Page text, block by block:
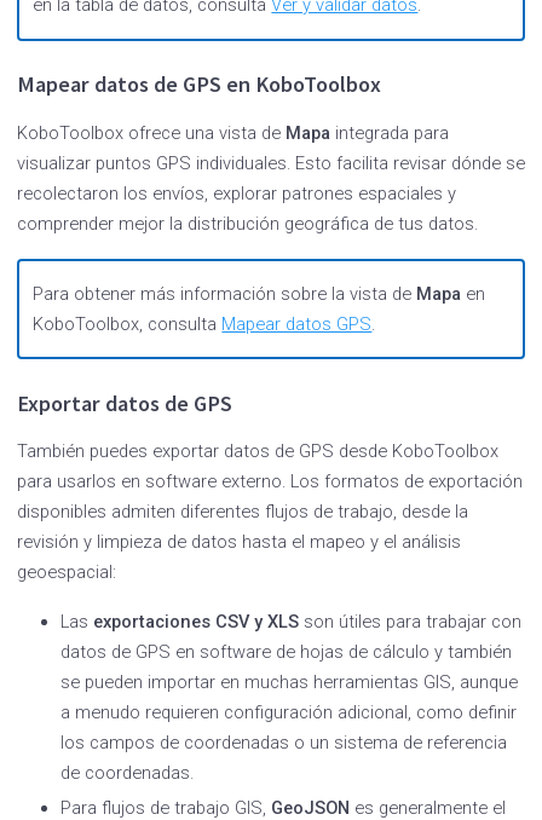
en la tabla de datos, consulta Ver y validar datos.
Mapear datos de GPS en KoboToolbox
KoboToolbox ofrece una vista de Mapa integrada para
visualizar puntos GPS individuales. Esto facilita revisar dónde se
recolectaron los envíos, explorar patrones espaciales y
comprender mejor la distribución geográfica de tus datos.
Para obtener más información sobre la vista de Mapa en
KoboToolbox, consulta Mapear datos GPS
Exportar datos de GPS
También puedes exportar datos de GPS desde KoboToolbox
para usarlos en software externo. Los formatos de exportación
disponibles admiten diferentes flujos de trabajo, desde la
revisión y limpieza de datos hasta el mapeo y el análisis
geoespacial:
Las exportaciones CSV y XLS son útiles para trabajar con
datos de GPS en software de hojas de cálculo y también
se pueden importar en muchas herramientas GIS, aunque
a menudo requieren configuración adicional, como definir
los campos de coordenadas o un sistema de referencia
de coordenadas.
Para flujos de trabajo GIS, GeoJSON es generalmente el